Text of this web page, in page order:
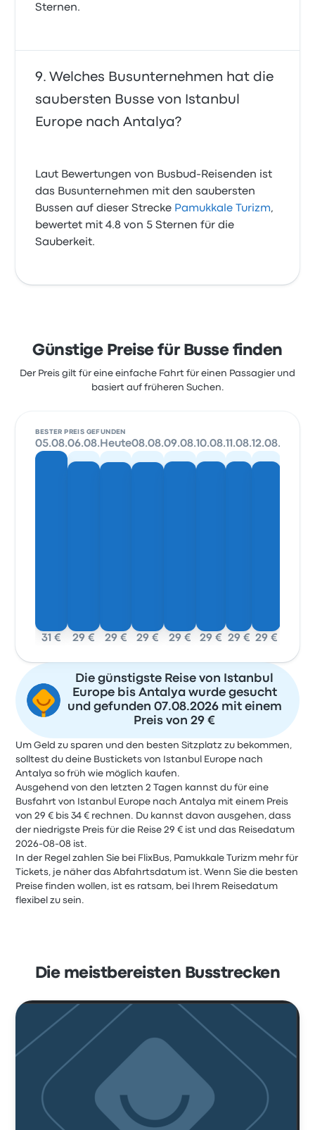
Sternen.
Welches Busunternehmen hat die
saubersten Busse von Istanbul
Europe nach Antalya?
Laut Bewertungen von Busbud-Reisenden ist
das Busunternehmen mit den saubersten
Bussen auf dieser Strecke Pamukkale Turizm,
bewertet mit 4.8 von 5 Sternen für die
Sauberkeit.
Günstige Preise für Busse finden
Der Preis gilt für eine einfache Fahrt für einen Passagier und
basiert auf früheren Suchen.
BESTER PREIS GEFUNDEN
05.08.
31 €
06.08.
29 €
Heute
29 €
08.08.
29 €
09.08.
29 €
10.08.
29 €
11.08.
29 €
12.08.
29 €
Die günstigste Reise von Istanbul
Europe bis Antalya wurde gesucht
und gefunden 07.08.2026 mit einem
Preis von 29 €
Um Geld zu sparen und den besten Sitzplatz zu bekommen,
solltest du deine Bustickets von Istanbul Europe nach
Antalya so früh wie möglich kaufen.
Ausgehend von den letzten 2 Tagen kannst du für eine
Busfahrt von Istanbul Europe nach Antalya mit einem Preis
von 29 € bis 34 € rechnen. Du kannst davon ausgehen, dass
der niedrigste Preis für die Reise 29 € ist und das Reisedatum
2026-08-08 ist.
In der Regel zahlen Sie bei FlixBus, Pamukkale Turizm mehr für
Tickets, je näher das Abfahrtsdatum ist. Wenn Sie die besten
Preise finden wollen, ist es ratsam, bei Ihrem Reisedatum
flexibel zu sein.
Die meistbereisten Busstrecken